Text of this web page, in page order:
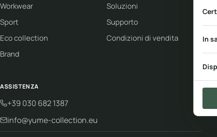
In
Workwear
Sport
Eco collection
Brand
Soluzioni
Supporto
Condizioni di vendita
ASSISTENZA
+39 030 682 1387
info@yume-collection.eu